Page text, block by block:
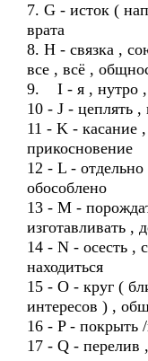
7. G - исток (
врата
8. H - связка ,
все , всё ,
9. I - я , нутро ,
10 - J - цеплять
11 - K - касание
прикосновение
12 - L -
обособлено
13 - M -
изготавливать ,
14 - N - осесть ,
находиться
15 - O - круг (
интересов ) ,
16 - P - покрыть
17 - Q - перелив